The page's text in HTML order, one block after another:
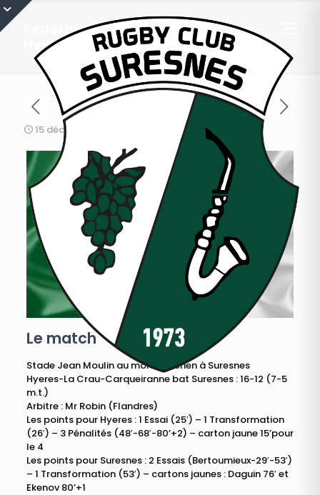
Fédérale 1 : résumé de Suresnes –
Hyères Carqueiranne
15 décembre 2017
Le match
Stade Jean Moulin au mont Valérien à Suresnes
Hyeres-La Crau-Carqueiranne bat Suresnes : 16-12 (7-5
m.t.)
Arbitre : Mr Robin (Flandres)
Les points pour Hyeres : 1 Essai (25′) – 1 Transformation
(26′) – 3 Pénalités (48′-68′-80’+2) – carton jaune 15’pour
le 4
Les points pour Suresnes : 2 Essais (Bertoumieux-29′-53′)
– 1 Transformation (53′) – cartons jaunes : Daguin 76′ et
Ekenov 80’+1